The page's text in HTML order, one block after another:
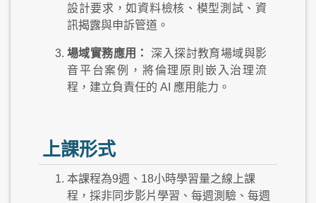
設計要求，如資料檢核、模型測試、資
訊揭露與申訴管道。
場域實務應用：
深入探討教育場域與影
音平台案例，將倫理原則嵌入治理流
程，建立負責任的 AI 應用能力。
上課形式
本課程為9週、18小時學習量之線上課
程，採非同步影片學習、每週測驗、每週